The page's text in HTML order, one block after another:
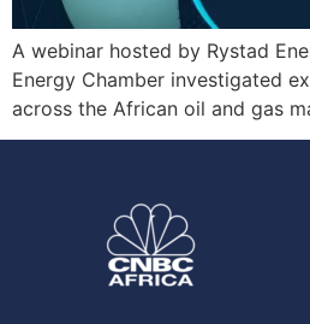
A webinar hosted by Rystad
Energy Chamber investigated
across the African oil and gas